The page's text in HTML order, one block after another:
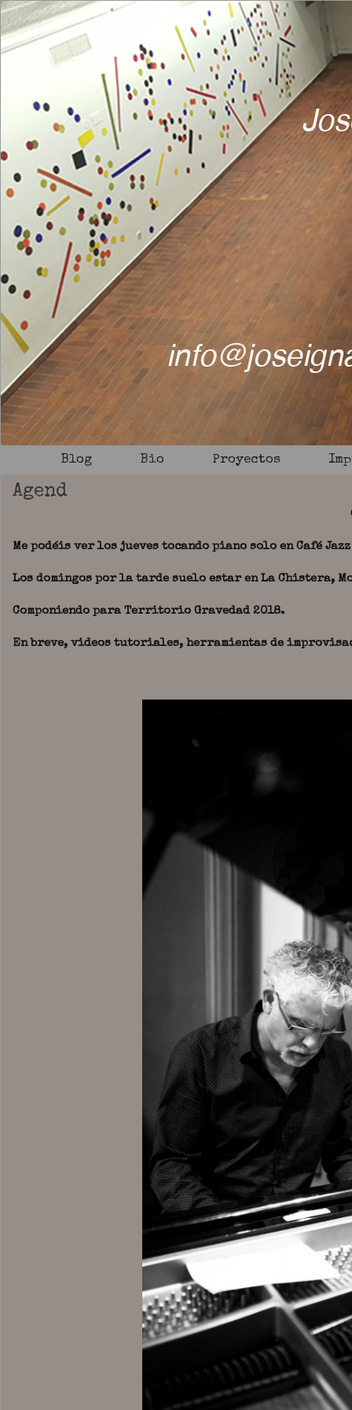
Blog Bio Proyectos
Agend
Me podéis ver los jueves tocando piano solo en Café
Los domingos por la tarde suelo estar en La Chistera,
Componiendo para Territorio Gravedad 2018.
En breve, videos tutoriales, herramientas de